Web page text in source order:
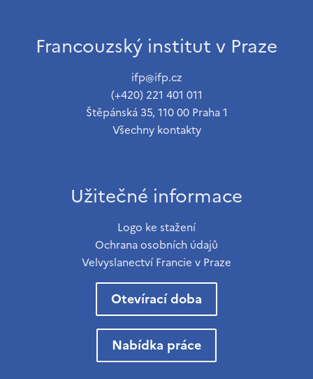
Francouzský institut v Praze
ifp@ifp.cz
(+420) 221 401 011
Štěpánská 35, 110 00 Praha 1
Všechny kontakty
Užitečné informace
Logo ke stažení
Ochrana osobních údajů
Velvyslanectví Francie v Praze
Otevírací doba
Nabídka práce